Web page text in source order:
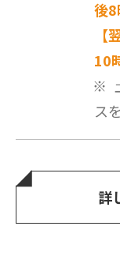
後
10
ス
詳